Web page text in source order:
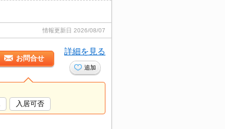
情報更新日 2026/08/07
お問合せ
詳細を見る
追加
入居可否